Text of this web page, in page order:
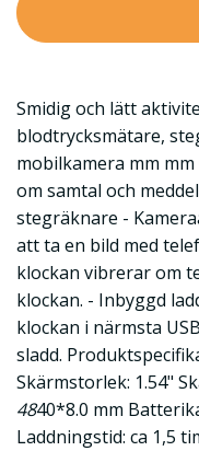
Smidig och lätt
blodtrycksmätare,
mobilkamera mm
om samtal och
stegräknare -
att ta en bild med
klockan vibrerar om
klockan. - Inbyggd
klockan i närmsta
sladd.
Skärmstorlek: 1.54"
4840*8.0 mm
Laddningstid: ca 1,5